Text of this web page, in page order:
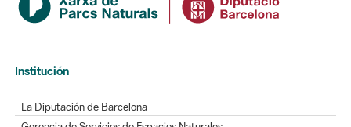
Institución
La Diputación de Barcelona